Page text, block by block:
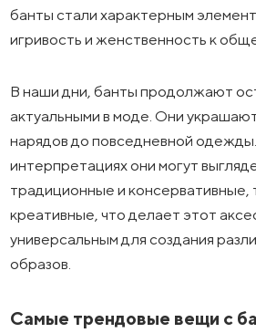
банты стали характерным
игривость и женственность к
В наши дни, банты продолжают
актуальными в моде. Они
нарядов до повседневной
интерпретациях они могут
традиционные и консервативные,
креативные, что делает этот
универсальным для создания
образов.
Самые трендовые вещи с